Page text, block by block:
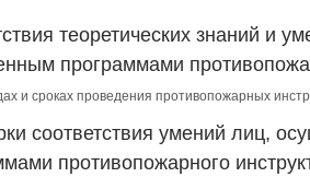
теоретических знаний и
программами
и сроках проведения противопожарных
соответствия умений лиц,
противопожарного